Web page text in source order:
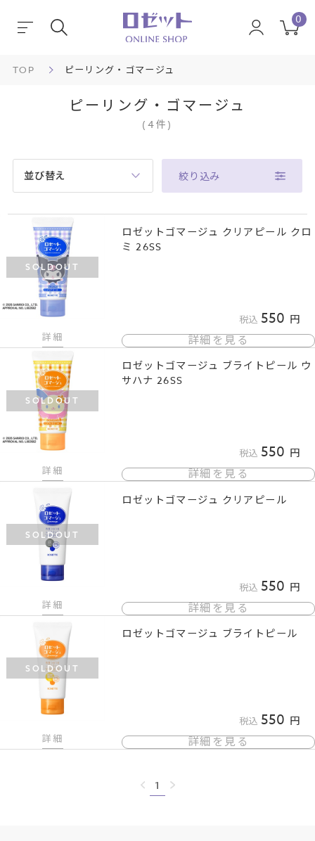
0
TOP ピーリング・ゴマージュ
ピーリング・ゴマージュ
( 4件 )
並び替え 絞り込み
SOLDOUT
詳細
ロゼットゴマージュ クリアピール クロ
ミ 26SS
税込 550
詳細を見る
SOLDOUT
詳細
ロゼットゴマージュ ブライトピール ウ
サハナ 26SS
税込 550
詳細を見る
SOLDOUT
詳細
ロゼットゴマージュ クリアピール
税込 550
詳細を見る
SOLDOUT
詳細
ロゼットゴマージュ ブライトピール
税込 550
詳細を見る
1